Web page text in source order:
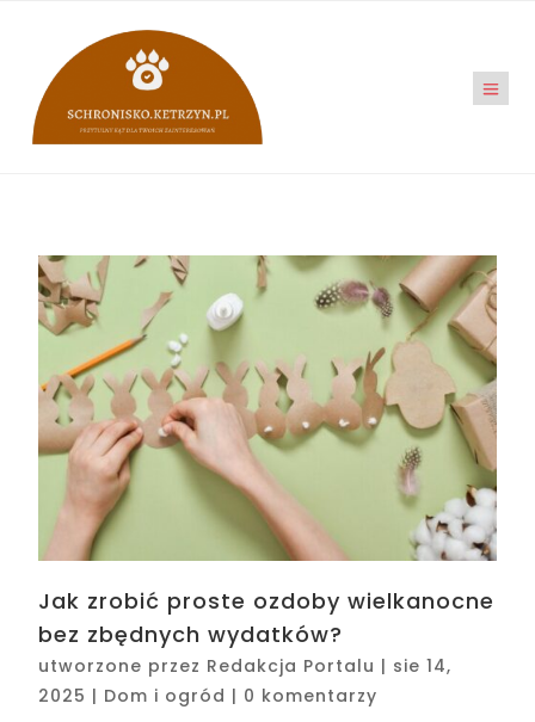
Jak zrobić proste ozdoby wielkanocne
bez zbędnych wydatków?
utworzone przez Redakcja Portalu | sie 14,
2025 | Dom i ogród | 0 komentarzy